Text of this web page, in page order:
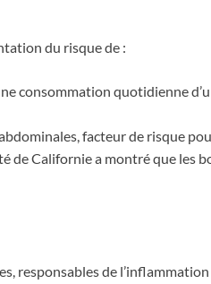
du risque de :
consommation quotidienne
facteur de risque
de Californie a montré que les
responsables de